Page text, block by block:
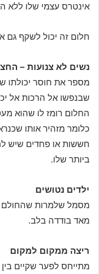
אינטרס עצמי שלו ללא
חלום זה יכול לשקף גם
נשים לא צנועות –
מספר את חוסר יכולתו
שבנפשו אל הרכות אל
החלום רומז לו שהוא
כלומר מזהיר אותו
חששות או פחדים שיש
ביותר שלו.
ילדים נטושים
מסמל שלמרות שהחולם
מאד בודדה בלב.
ריצה ממקום למקום
מתייחס לפער שקיים